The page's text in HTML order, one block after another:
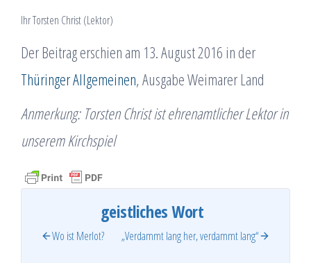
Ihr Torsten Christ (Lektor)
Der Beitrag erschien am 13. August 2016 in der
Thüringer Allgemeinen, Ausgabe Weimarer Land
Anmerkung: Torsten Christ ist ehrenamtlicher Lektor in
unserem Kirchspiel
geistliches Wort
Wo ist Merlot? „Verdammt lang her, verdammt lang“